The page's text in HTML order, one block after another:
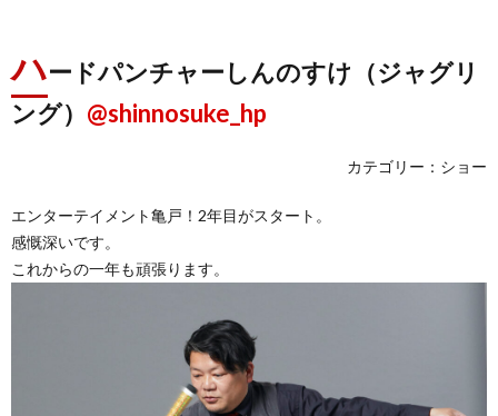
ハードパンチャーしんのすけ（ジャグリ
ング） @shinnosuke_hp
カテゴリー：ショー
エンターテイメント亀戸！2年目がスタート。
感慨深いです。
これからの一年も頑張ります。